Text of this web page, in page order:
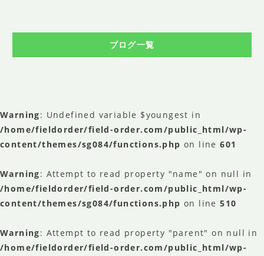
プライバシーポリシーブログ一覧
Warning: Undefined variable $youngest in
/home/fieldorder/field-order.com/public_html/wp-
content/themes/sg084/functions.php on line601
Warning: Attempt to read property "name" on null in
/home/fieldorder/field-order.com/public_html/wp-
content/themes/sg084/functions.php on line510
Warning: Attempt to read property "parent" on null in
/home/fieldorder/field-order.com/public_html/wp-